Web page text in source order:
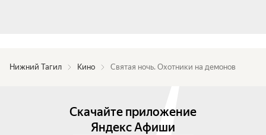
Нижний Тагил Кино Святая ночь. Охотники на демонов
Скачайте приложение
Яндекс Афиши